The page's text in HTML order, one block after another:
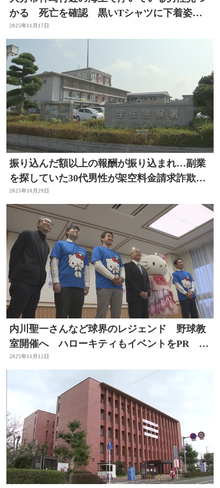
かる 死亡を確認 黒いTシャツに下着姿
大分
2025年11月17日
振り込んだ額以上の報酬が振り込まれ…副業
を探していた30代男性が架空料金請求詐欺の
被害 大分
2025年10月29日
内川聖一さんなど球界のレジェンド 野球教
室開催へ ハローキティもイベントをPR 大
分
2025年11月12日